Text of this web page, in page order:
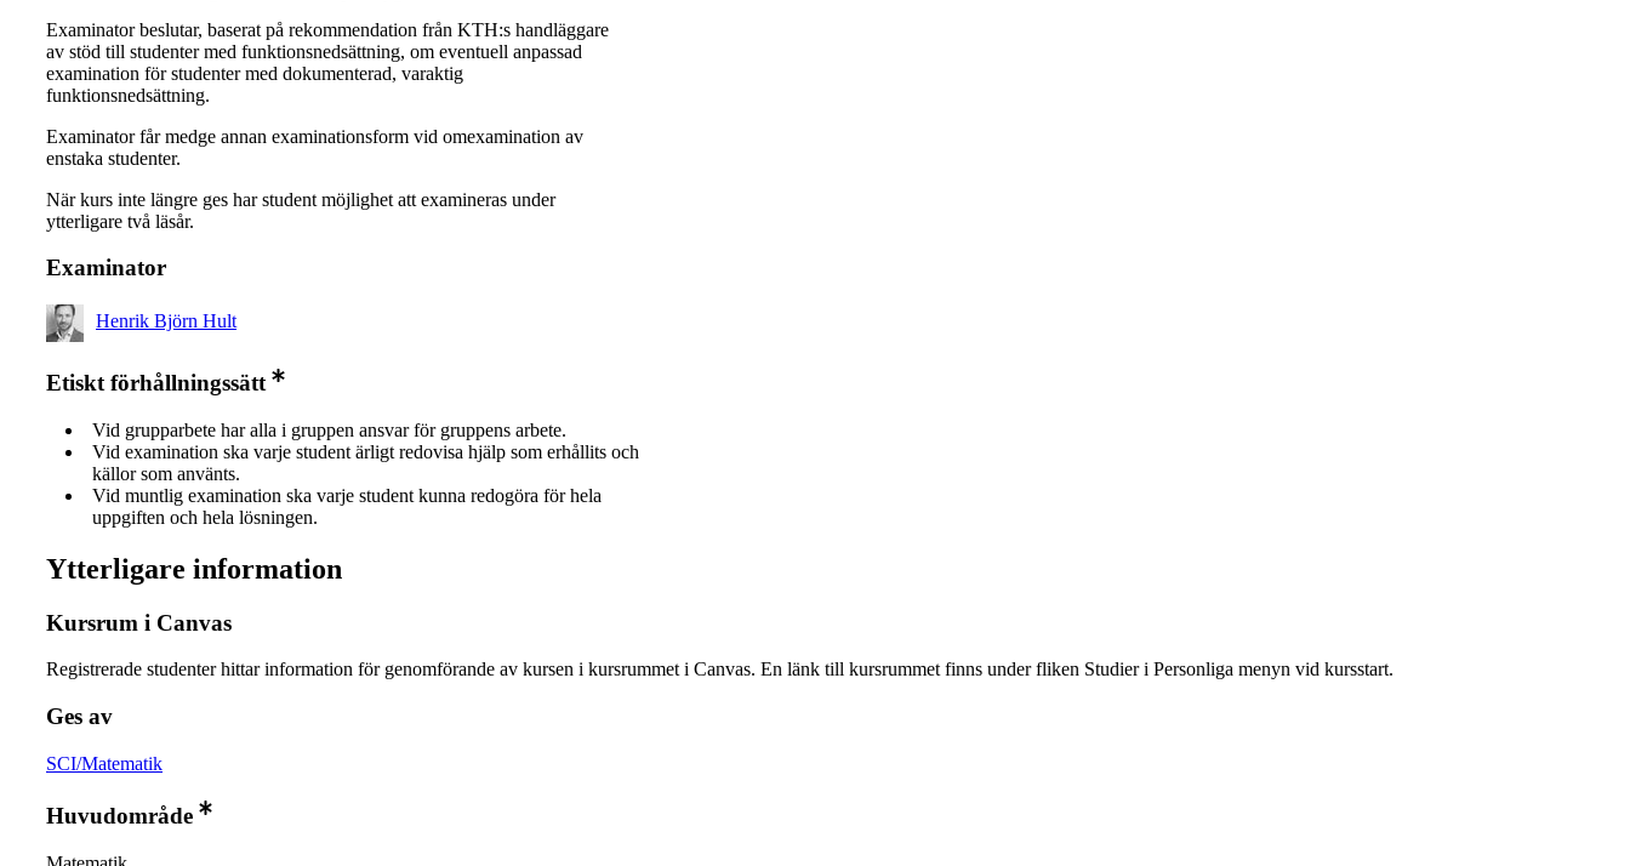
Examinator beslutar, baserat på rekommendation från KTH:s handläggare
av stöd till studenter med funktionsnedsättning, om eventuell anpassad
examination för studenter med dokumenterad, varaktig
funktionsnedsättning.
Examinator får medge annan examinationsform vid omexamination av
enstaka studenter.
När kurs inte längre ges har student möjlighet att examineras under
ytterligare två läsår.
Examinator
Henrik Björn Hult
Etiskt förhållningssätt
Vid grupparbete har alla i gruppen ansvar för gruppens arbete.
Vid examination ska varje student ärligt redovisa hjälp som erhållits och
källor som använts.
Vid muntlig examination ska varje student kunna redogöra för hela
uppgiften och hela lösningen.
Ytterligare information
Kursrum i Canvas
Registrerade studenter hittar information för genomförande av kursen i kursrummet i Canvas. En länk till kursrummet finns under fliken Studier i Personliga menyn vid kursstart.
Ges av
SCI/Matematik
Huvudområde